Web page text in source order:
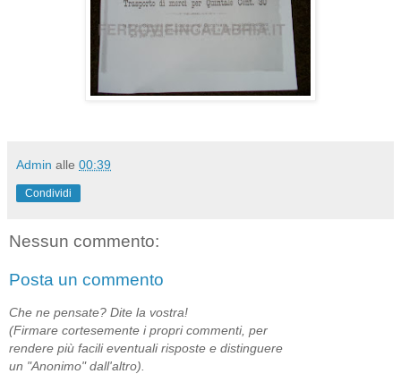
Admin alle 00:39
Condividi
Nessun commento:
Posta un commento
Che ne pensate? Dite la vostra!
(Firmare cortesemente i propri commenti, per
rendere più facili eventuali risposte e distinguere
un "Anonimo" dall'altro).